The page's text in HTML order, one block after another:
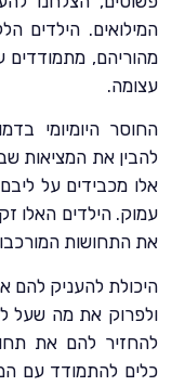
המילואים. הילדים
מהוריהם,
עצומה.
החוסר היומיומי
להבין את המציאות
אלו מכבידים על
עמוק. הילדים האלו
את התחושות
היכולת להעניק להם
ולפרוק את מה שעל
להחזיר להם את
כלים להתמודד עם